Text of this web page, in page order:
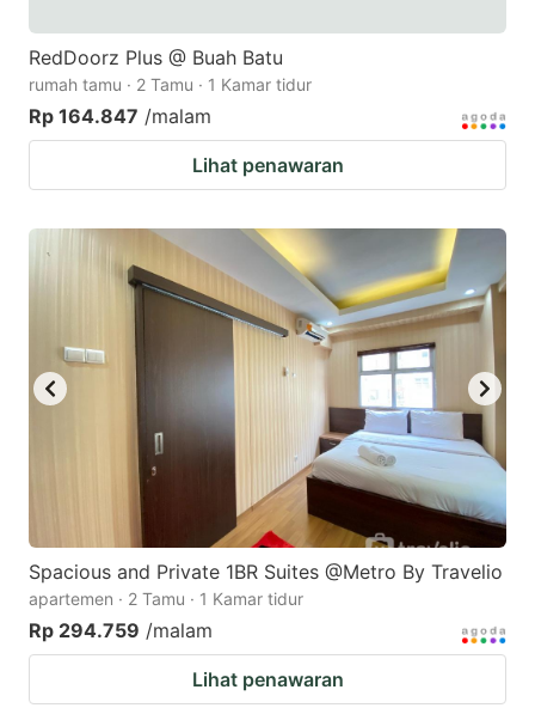
RedDoorz Plus @ Buah Batu
rumah tamu · 2 Tamu · 1 Kamar tidur
Rp 164.847 /malam
Lihat penawaran
Spacious and Private 1BR Suites @Metro By Travelio
apartemen · 2 Tamu · 1 Kamar tidur
Rp 294.759 /malam
Lihat penawaran